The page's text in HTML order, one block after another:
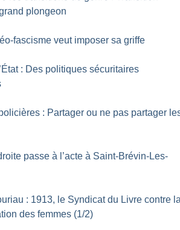
plongeon
fascisme veut imposer sa griffe
: Des politiques sécuritaires
: Partager ou ne pas partager
passe à l’acte à Saint-Brévin-Les-
: 1913, le Syndicat du Livre contre
des femmes (1/2)